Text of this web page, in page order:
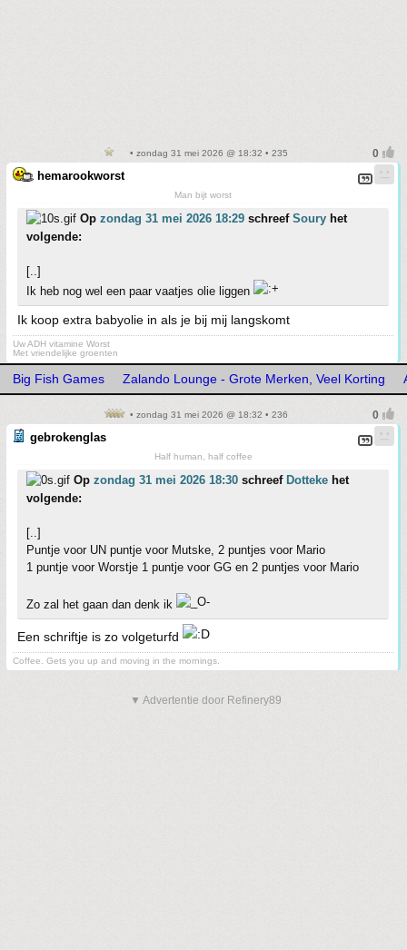
• zondag 31 mei 2026 @ 18:32 • 235
hemarookworst
Man bijt worst
Op zondag 31 mei 2026 18:29 schreef Soury het
volgende:
[..]
Ik heb nog wel een paar vaatjes olie liggen
Ik koop extra babyolie in als je bij mij langskomt
Uw ADH vitamine Worst
Met vriendelijke groenten
Big Fish Games Zalando Lounge - Grote Merken, Veel Korting
• zondag 31 mei 2026 @ 18:32 • 236
gebrokenglas
Half human, half coffee
Op zondag 31 mei 2026 18:30 schreef Dotteke het
volgende:
[..]
Puntje voor UN puntje voor Mutske, 2 puntjes voor Mario
1 puntje voor Worstje 1 puntje voor GG en 2 puntjes voor Mario
Zo zal het gaan dan denk ik
Een schriftje is zo volgeturfd
Coffee. Gets you up and moving in the mornings.
▼ Advertentie door Refinery89